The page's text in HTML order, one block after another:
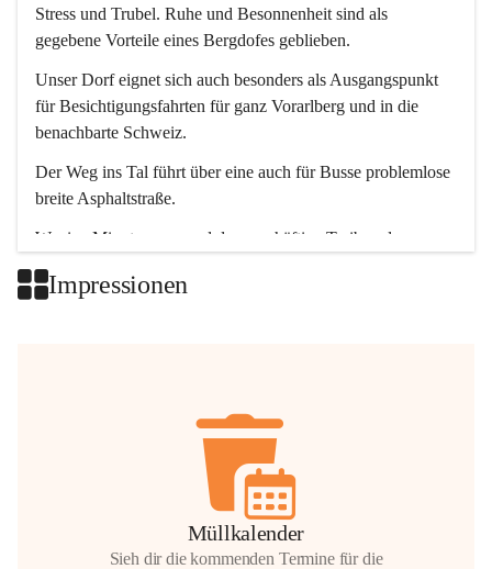
Stress und Trubel. Ruhe und Besonnenheit sind als
gegebene Vorteile eines Bergdofes geblieben.
Unser Dorf eignet sich auch besonders als Ausgangspunkt
für Besichtigungsfahrten für ganz Vorarlberg und in die
benachbarte Schweiz.
Der Weg ins Tal führt über eine auch für Busse problemlose
breite Asphaltstraße.
Wenige Minuten nur, und das geschäftige Treiben der
Impressionen
Müllkalender
Sieh dir die kommenden Termine für die